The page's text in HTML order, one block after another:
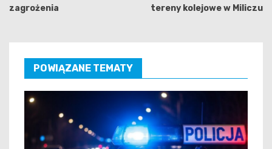
zagrożenia
tereny kolejowe w Miliczu
POWIĄZANE TEMATY